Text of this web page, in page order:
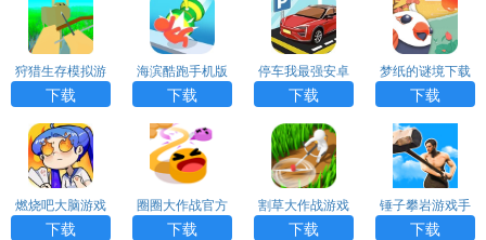
狩猎生存模拟游
戏下载
下载
海滨酷跑手机版
下载安装
下载
停车我最强安卓
版下载
下载
梦纸的谜境下载
下载
燃烧吧大脑游戏
下载
下载
圈圈大作战官方
正版下载
下载
割草大作战游戏
下载
下载
锤子攀岩游戏手
机版下载
下载